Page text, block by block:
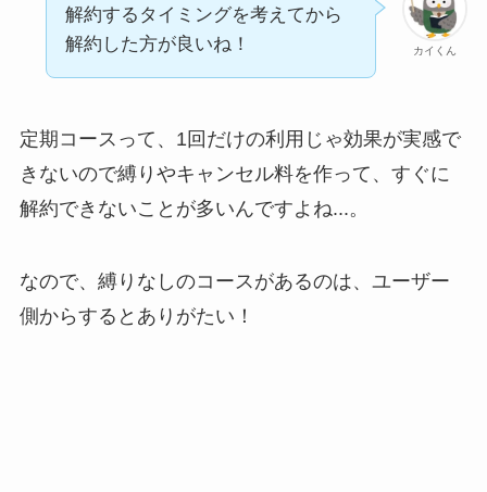
カイくん
解約するタイミングを考えてから
解約した方が良いね！
定期コースって、1回だけの利用じゃ効果が実感で
きないので縛りやキャンセル料を作って、すぐに
解約できないことが多いんですよね...。
なので、縛りなしのコースがあるのは、ユーザー
側からするとありがたい！